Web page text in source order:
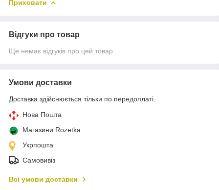
Приховати
Відгуки про товар
Ще немає відгуків про цей товар
Умови доставки
Доставка здійснюється тільки по передоплаті.
Нова Пошта
Магазини Rozetka
Укрпошта
Самовивіз
Всі умови доставки